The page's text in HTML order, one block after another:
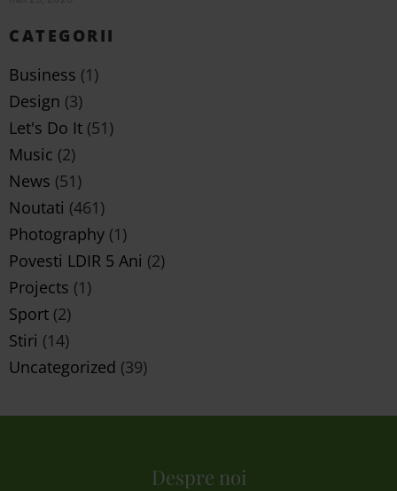
CATEGORII
Business (1)
Design (3)
Let's Do It (51)
Music (2)
News (51)
Noutati (461)
Photography (1)
Povesti LDIR 5 Ani (2)
Projects (1)
Sport (2)
Stiri (14)
Uncategorized (39)
Despre noi